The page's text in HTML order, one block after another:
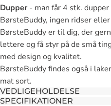
Dupper - man får 4 stk.
BørsteBuddy, ingen ridser
BørsteBuddy er til dig, der
lettere og få styr på de små
med design og kvalitet.
BørsteBuddy findes også i
mat sort.
VEDLIGEHOLDELSE
SPECIFIKATIONER